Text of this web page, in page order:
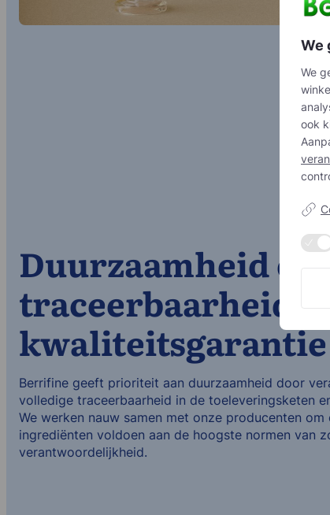
Duurzaamheid en
traceerbaarheid als
kwaliteitsgarantie
Berrifine geeft prioriteit aan duurzaamheid door
volledige traceerbaarheid in de toeleveringsketen
We werken nauw samen met onze producenten
ingrediënten voldoen aan de hoogste normen van
verantwoordelijkheid.
We
We
ook